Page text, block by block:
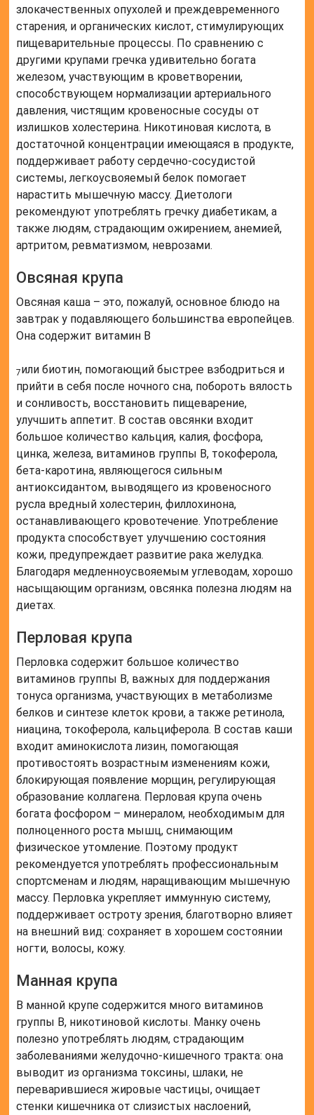
злокачественных опухолей и преждевременного
старения, и органических кислот, стимулирующих
пищеварительные процессы. По сравнению с
другими крупами гречка удивительно богата
железом, участвующим в кроветворении,
способствующем нормализации артериального
давления, чистящим кровеносные сосуды от
излишков холестерина. Никотиновая кислота, в
достаточной концентрации имеющаяся в продукте,
поддерживает работу сердечно-сосудистой
системы, легкоусвояемый белок помогает
нарастить мышечную массу. Диетологи
рекомендуют употреблять гречку диабетикам, а
также людям, страдающим ожирением, анемией,
артритом, ревматизмом, неврозами.
Овсяная крупа
Овсяная каша – это, пожалуй, основное блюдо на
завтрак у подавляющего большинства европейцев.
Она содержит витамин B
7или биотин, помогающий быстрее взбодриться и
прийти в себя после ночного сна, побороть вялость
и сонливость, восстановить пищеварение,
улучшить аппетит. В состав овсянки входит
большое количество кальция, калия, фосфора,
цинка, железа, витаминов группы B, токоферола,
бета-каротина, являющегося сильным
антиоксидантом, выводящего из кровеносного
русла вредный холестерин, филлохинона,
останавливающего кровотечение. Употребление
продукта способствует улучшению состояния
кожи, предупреждает развитие рака желудка.
Благодаря медленноусвояемым углеводам, хорошо
насыщающим организм, овсянка полезна людям на
диетах.
Перловая крупа
Перловка содержит большое количество
витаминов группы B, важных для поддержания
тонуса организма, участвующих в метаболизме
белков и синтезе клеток крови, а также ретинола,
ниацина, токоферола, кальциферола. В состав каши
входит аминокислота лизин, помогающая
противостоять возрастным изменениям кожи,
блокирующая появление морщин, регулирующая
образование коллагена. Перловая крупа очень
богата фосфором – минералом, необходимым для
полноценного роста мышц, снимающим
физическое утомление. Поэтому продукт
рекомендуется употреблять профессиональным
спортсменам и людям, наращивающим мышечную
массу. Перловка укрепляет иммунную систему,
поддерживает остроту зрения, благотворно влияет
на внешний вид: сохраняет в хорошем состоянии
ногти, волосы, кожу.
Манная крупа
В манной крупе содержится много витаминов
группы B, никотиновой кислоты. Манку очень
полезно употреблять людям, страдающим
заболеваниями желудочно-кишечного тракта: она
выводит из организма токсины, шлаки, не
переварившиеся жировые частицы, очищает
стенки кишечника от слизистых наслоений,